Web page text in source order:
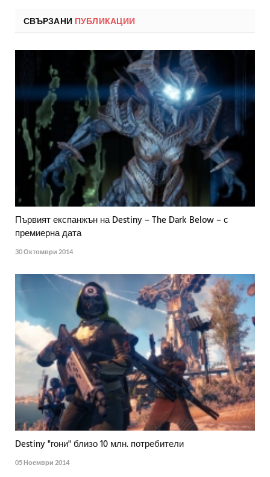
СВЪРЗАНИ ПУБЛИКАЦИИ
Първият експанжън на Destiny – The Dark Below – с
премиерна дата
30 Октомври 2014
Destiny "гони" близо 10 млн. потребители
05 Ноември 2014